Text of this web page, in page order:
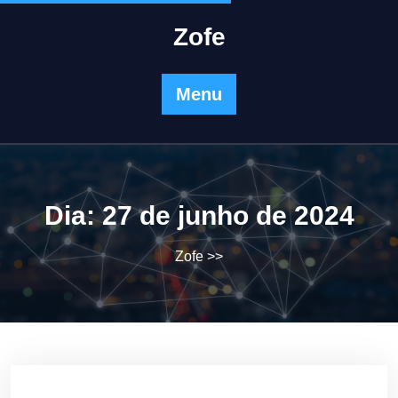
Zofe
Menu
Dia:27 de junho de 2024
Zofe >>